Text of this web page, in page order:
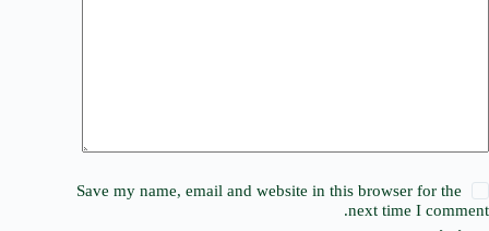
Save my name, email and website in this browser for the
next time I comment.